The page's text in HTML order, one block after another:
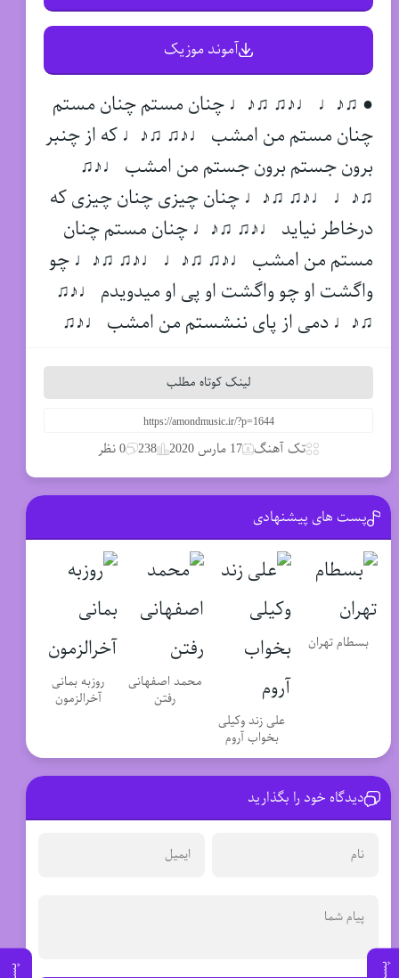
آموند موزیک
● ♫♪♩ ♩♪♫ ♫♪♩ چنان مستم چنان مستم
چنان مستم من امشب ♩♪♫ ♫♪♩ که از چنبر
برون جستم برون جستم من امشب ♩♪♫
♫♪♩ ♩♪♫ ♫♪♩ چنان چیزی چنان چیزی که
درخاطر نیاید ♩♪♫ ♫♪♩ چنان مستم چنان
مستم من امشب ♩♪♫ ♫♪♩ ♩♪♫ ♫♪♩ چو
واگشت او چو واگشت او پی او میدویدم ♩♪♫
♫♪♩ دمی از پای ننشستم من امشب ♩♪♫
لینک کوتاه مطلب
تک آهنگ 17 مارس 2020 238 0 نظر
پست های پیشنهادی
بسطام تهران
علی زند وکیلی
بخواب آروم
محمد اصفهانی
رفتن
روزبه بمانی
آخرالزمون
دیدگاه خود را بگذارید